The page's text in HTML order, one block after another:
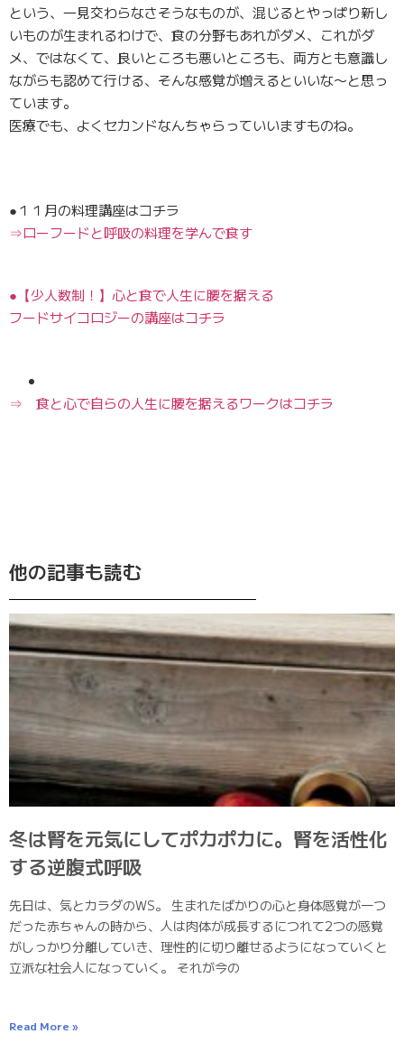
という、一見交わらなさそうなものが、混じるとやっぱり新し
いものが生まれるわけで、食の分野もあれがダメ、これがダ
メ、ではなくて、良いところも悪いところも、両方とも意識し
ながらも認めて行ける、そんな感覚が増えるといいな〜と思っ
ています。
医療でも、よくセカンドなんちゃらっていいますものね。
●１１月の料理講座はコチラ
⇒ローフードと呼吸の料理を学んで食す
●【少人数制！】心と食で人生に腰を据える
フードサイコロジーの講座はコチラ
⇒ 食と心で自らの人生に腰を据えるワークはコチラ
他の記事も読む
冬は腎を元気にしてポカポカに。腎を活性化
する逆腹式呼吸
先日は、気とカラダのWS。 生まれたばかりの心と身体感覚が一つ
だった赤ちゃんの時から、人は肉体が成長するにつれて2つの感覚
がしっかり分離していき、理性的に切り離せるようになっていくと
立派な社会人になっていく。 それが今の
Read More »